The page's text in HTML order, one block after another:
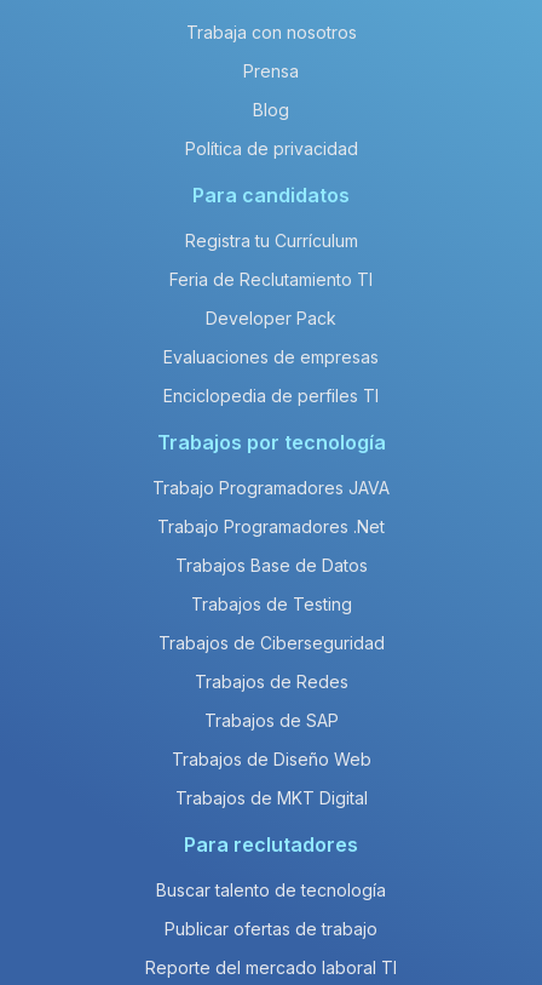
Trabaja con nosotros
Prensa
Blog
Política de privacidad
Para candidatos
Registra tu Currículum
Feria de Reclutamiento TI
Developer Pack
Evaluaciones de empresas
Enciclopedia de perfiles TI
Trabajos por tecnología
Trabajo Programadores JAVA
Trabajo Programadores .Net
Trabajos Base de Datos
Trabajos de Testing
Trabajos de Ciberseguridad
Trabajos de Redes
Trabajos de SAP
Trabajos de Diseño Web
Trabajos de MKT Digital
Para reclutadores
Buscar talento de tecnología
Publicar ofertas de trabajo
Reporte del mercado laboral TI